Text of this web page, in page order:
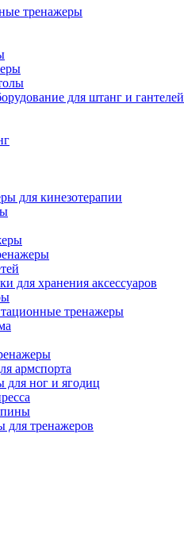
тренажеры
для штанг и гантелей
для кинезотерапии
для хранения аксессуаров
тренажеры
армспорта
для ног и ягодиц
для тренажеров